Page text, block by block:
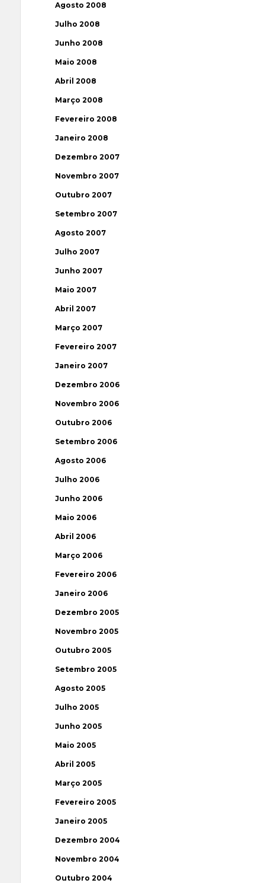
Agosto 2008
Julho 2008
Junho 2008
Maio 2008
Abril 2008
Março 2008
Fevereiro 2008
Janeiro 2008
Dezembro 2007
Novembro 2007
Outubro 2007
Setembro 2007
Agosto 2007
Julho 2007
Junho 2007
Maio 2007
Abril 2007
Março 2007
Fevereiro 2007
Janeiro 2007
Dezembro 2006
Novembro 2006
Outubro 2006
Setembro 2006
Agosto 2006
Julho 2006
Junho 2006
Maio 2006
Abril 2006
Março 2006
Fevereiro 2006
Janeiro 2006
Dezembro 2005
Novembro 2005
Outubro 2005
Setembro 2005
Agosto 2005
Julho 2005
Junho 2005
Maio 2005
Abril 2005
Março 2005
Fevereiro 2005
Janeiro 2005
Dezembro 2004
Novembro 2004
Outubro 2004